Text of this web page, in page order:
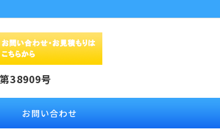
38909号
お問い合わせ